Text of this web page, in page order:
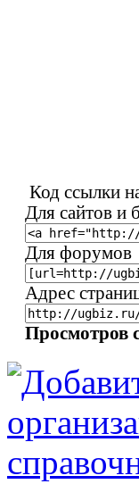
Код ссылки
Для сайтов и
Для форумов
Адрес
Просмотров